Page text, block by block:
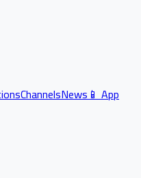
ChannelsNews📱 App